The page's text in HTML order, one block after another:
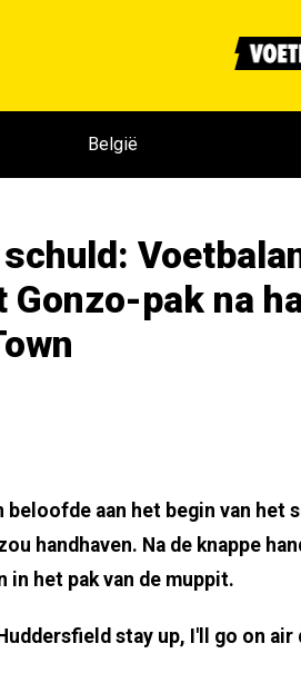
België
Gonzo-pak na
aan het begin van het
handhaven. Na de knappe
het pak van de muppit.
stay up, I'll go on air